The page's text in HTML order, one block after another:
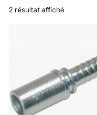
2 résultat affiché